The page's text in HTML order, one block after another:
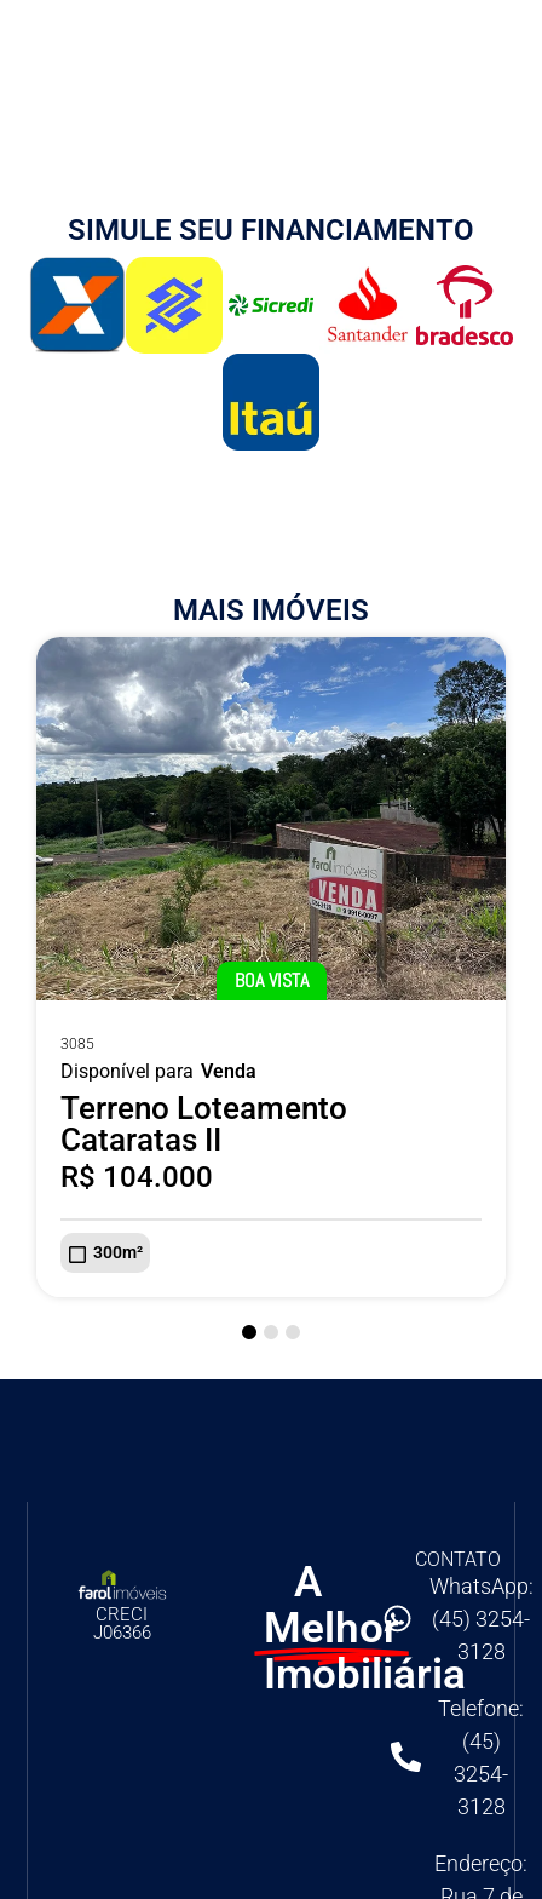
SIMULE SEU FINANCIAMENTO
MAIS IMÓVEIS
BOA VISTA
3085
Disponível para Venda
Terreno Loteamento
Cataratas II
R$ 104.000
300m²
CRECI
J06366
A
Melhor
Imobiliária
CONTATO
WhatsApp:
(45) 3254-
3128
Telefone:
(45)
3254-
3128
Endereço: